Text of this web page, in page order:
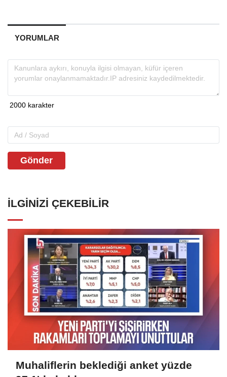
YORUMLAR
Gönder
İLGINIZI ÇEKEBILIR
Muhaliflerin beklediği anket yüzde